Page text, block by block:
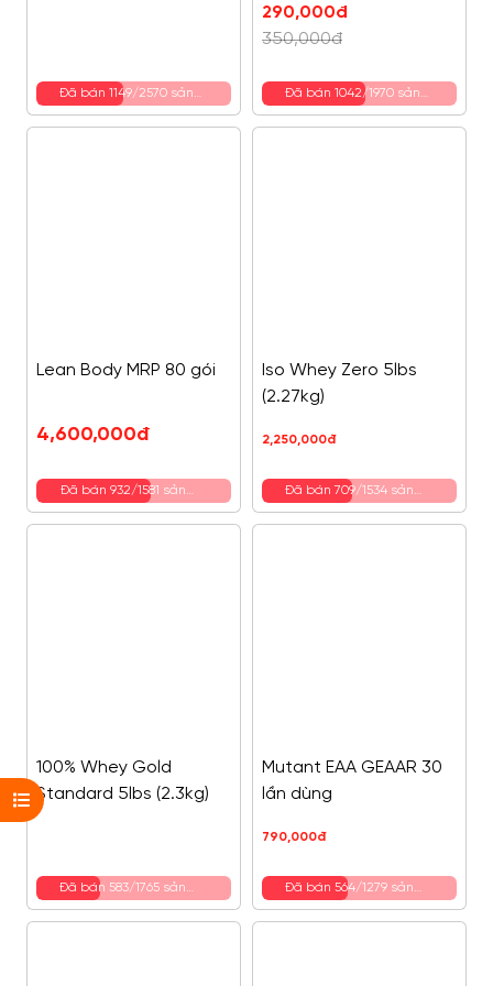
Đã bán 1149/2570 sản
phẩm
350,000đ
Giá
gốc
350,000đ.
290,000đ
Giá
hiện
là:
290,000đ.
Đã bán 1042/1970 sản
phẩm
Lean Body MRP 80 gói
4,600,000đ
Đã bán 932/1581 sản
phẩm
Iso Whey Zero 5lbs
(2.27kg)
2,250,000đ
Đã bán 709/1534 sản
phẩm
100% Whey Gold
Standard 5lbs (2.3kg)
Đã bán 583/1765 sản
phẩm
Mutant EAA GEAAR 30
lần dùng
790,000đ
Đã bán 564/1279 sản
phẩm